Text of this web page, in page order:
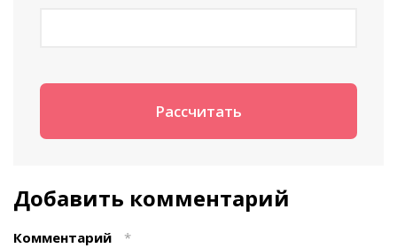
Добавить комментарий
Комментарий *